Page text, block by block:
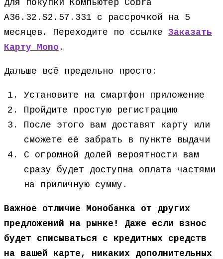
для покупки Компьютер Cobra
A36.32.S2.57.331 с рассрочкой на 5
месяцев. Переходите по ссылке Заказать
Карту Mono .
Дальше всё предельно просто:
Установите на смартфон приложение
Пройдите простую регистрацию
После этого вам доставят карту или
сможете её забрать в пункте выдачи
С огромной долей вероятности вам
сразу будет доступна оплата частями
на приличную сумму.
Важное отличие Монобанка от других
предложений на рынке! Даже если взнос
будет списываться с кредитных средств
на вашей карте, никаких дополнительных